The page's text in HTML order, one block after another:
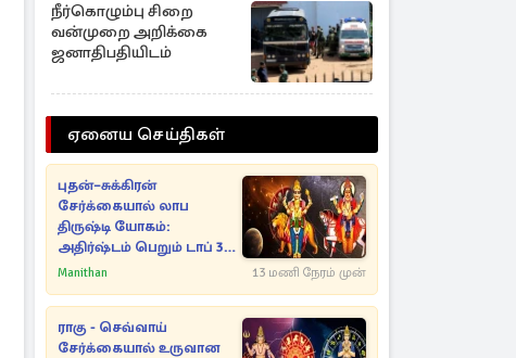
நீர்கொழும்பு சிறை
வன்முறை அறிக்கை
ஜனாதிபதியிடம்
ஏனைய செய்திகள்
புதன்–சுக்கிரன்
சேர்க்கையால் லாப
திருஷ்டி யோகம்:
அதிர்ஷ்டம் பெறும் டாப் 3
ராசிகள்!
Manithan 13 மணி நேரம் முன்
ராகு - செவ்வாய்
சேர்க்கையால் உருவான